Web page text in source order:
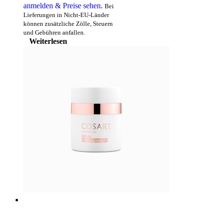
anmelden & Preise sehen. Bei
Lieferungen in Nicht-EU-Länder
können zusätzliche Zölle, Steuern
und Gebühren anfallen.
Weiterlesen